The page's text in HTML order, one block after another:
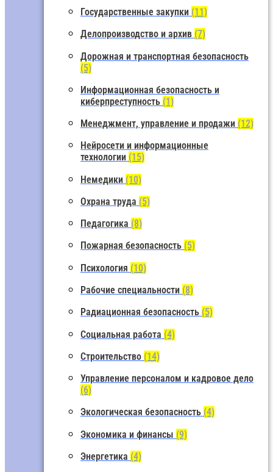
Государственные закупки (11)
Делопроизводство и архив (7)
Дорожная и транспортная безопасность
(5)
Информационная безопасность и
киберпреступность (1)
Менеджмент, управление и продажи (12)
Нейросети и информационные
технологии (15)
Немедики (10)
Охрана труда (5)
Педагогика (8)
Пожарная безопасность (5)
Психология (10)
Рабочие специальности (8)
Радиационная безопасность (5)
Социальная работа (4)
Строительство (14)
Управление персоналом и кадровое дело
(6)
Экологическая безопасность (4)
Экономика и финансы (9)
Энергетика (4)